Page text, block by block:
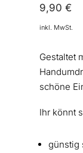
9,90 €
inkl. MwSt.
Gestaltet
schöne
Ihr könnt
günstig